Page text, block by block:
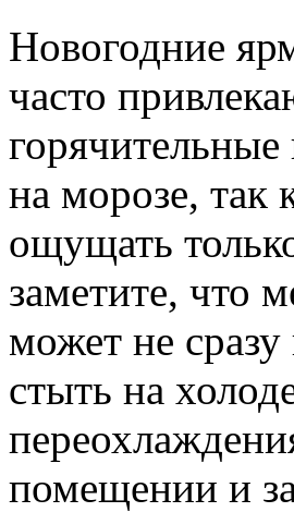
Новогодние
часто
на морозе, так
ощущать
заметите, что
может не сразу
стыть на
помещении и